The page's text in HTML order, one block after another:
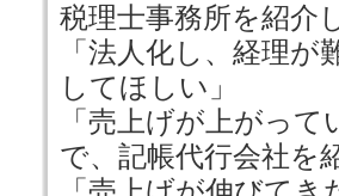
税理士事務所を紹介
「法人化し、経理
してほしい」
「売上げが上がっ
で、記帳代行会社を